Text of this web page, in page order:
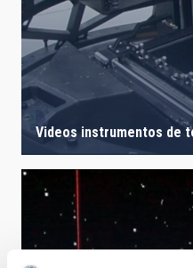
Videos instrumentos de